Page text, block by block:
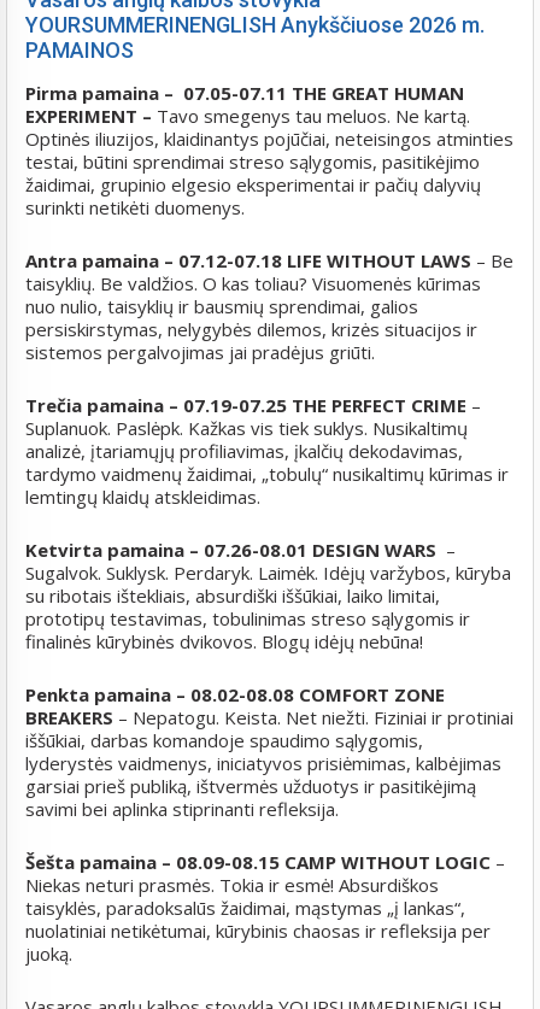
YOURSUMMERINENGLISH Anykščiuose 2026 m.
PAMAINOS
Pirma pamaina – 07.05-07.11 THE GREAT HUMAN
EXPERIMENT – Tavo smegenys tau meluos. Ne kartą.
Optinės iliuzijos, klaidinantys pojūčiai, neteisingos atminties
testai, būtini sprendimai streso sąlygomis, pasitikėjimo
žaidimai, grupinio elgesio eksperimentai ir pačių dalyvių
surinkti netikėti duomenys.
Antra pamaina – 07.12-07.18 LIFE WITHOUT LAWS – Be
taisyklių. Be valdžios. O kas toliau? Visuomenės kūrimas
nuo nulio, taisyklių ir bausmių sprendimai, galios
persiskirstymas, nelygybės dilemos, krizės situacijos ir
sistemos pergalvojimas jai pradėjus griūti.
Trečia pamaina – 07.19-07.25 THE PERFECT CRIME –
Suplanuok. Paslėpk. Kažkas vis tiek suklys. Nusikaltimų
analizė, įtariamųjų profiliavimas, įkalčių dekodavimas,
tardymo vaidmenų žaidimai, „tobulų“ nusikaltimų kūrimas ir
lemtingų klaidų atskleidimas.
Ketvirta pamaina – 07.26-08.01 DESIGN WARS –
Sugalvok. Suklysk. Perdaryk. Laimėk. Idėjų varžybos, kūryba
su ribotais ištekliais, absurdiški iššūkiai, laiko limitai,
prototipų testavimas, tobulinimas streso sąlygomis ir
finalinės kūrybinės dvikovos. Blogų idėjų nebūna!
Penkta pamaina – 08.02-08.08 COMFORT ZONE
BREAKERS – Nepatogu. Keista. Net niežti. Fiziniai ir protiniai
iššūkiai, darbas komandoje spaudimo sąlygomis,
lyderystės vaidmenys, iniciatyvos prisiėmimas, kalbėjimas
garsiai prieš publiką, ištvermės užduotys ir pasitikėjimą
savimi bei aplinka stiprinanti refleksija.
Šešta pamaina – 08.09-08.15 CAMP WITHOUT LOGIC –
Niekas neturi prasmės. Tokia ir esmė! Absurdiškos
taisyklės, paradoksalūs žaidimai, mąstymas „į lankas“,
nuolatiniai netikėtumai, kūrybinis chaosas ir refleksija per
juoką.